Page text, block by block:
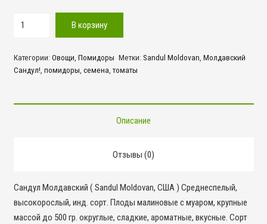
Количество
Сандул!
В корзину
Категории: Овощи Помидоры Метки: Sandul Moldovan Молдавский
Сандул! помидоры семена томаты
Описание
Отзывы (0)
Сандул Молдавский ( Sandul Moldovan, США ) Среднеспелый,
высокорослый, инд. сорт. Плоды малиновые с муаром, крупные
массой до 500 гр. округлые, сладкие, ароматные, вкусные. Сорт